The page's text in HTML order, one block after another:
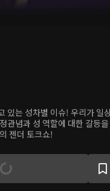
있는 성차별 이슈! 우리가 일
관념과 성 역할에 대한 갈등
젠더 토크쇼!